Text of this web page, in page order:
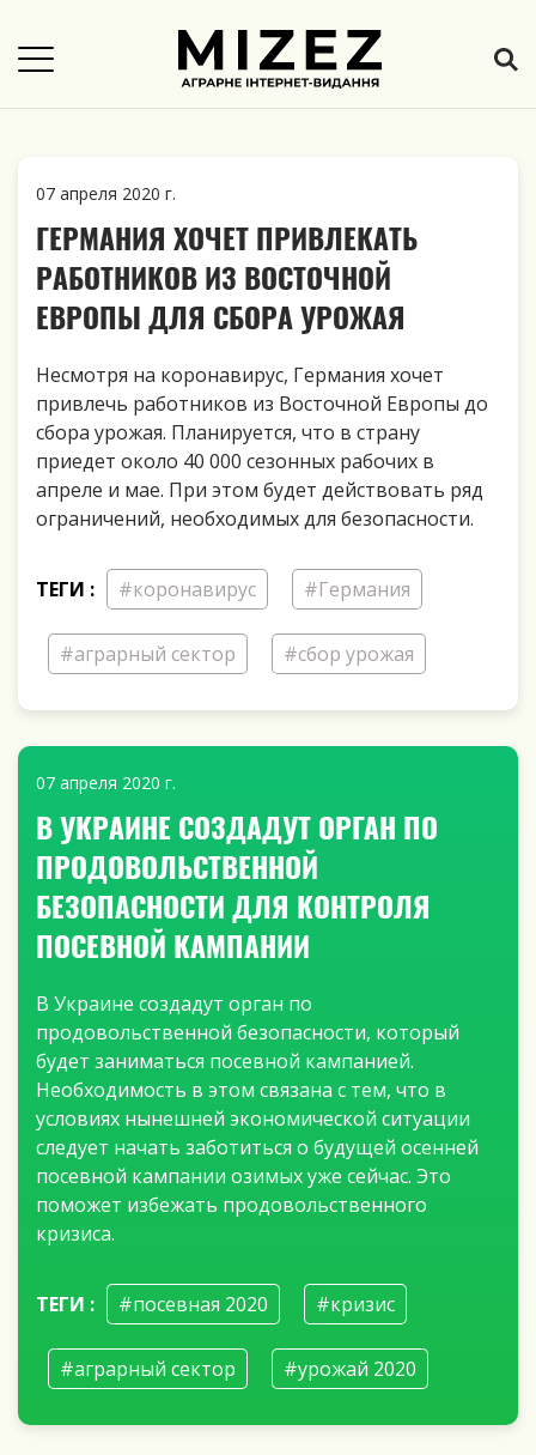
07 апреля 2020 г.
ГЕРМАНИЯ ХОЧЕТ ПРИВЛЕКАТЬ
РАБОТНИКОВ ИЗ ВОСТОЧНОЙ
ЕВРОПЫ ДЛЯ СБОРА УРОЖАЯ
Несмотря на коронавирус, Германия хочет
привлечь работников из Восточной Европы до
сбора урожая. Планируется, что в страну
приедет около 40 000 сезонных рабочих в
апреле и мае. При этом будет действовать ряд
ограничений, необходимых для безопасности.
ТЕГИ : #коронавирус #Германия
#аграрный сектор #сбор урожая
07 апреля 2020 г.
В УКРАИНЕ СОЗДАДУТ ОРГАН ПО
ПРОДОВОЛЬСТВЕННОЙ
БЕЗОПАСНОСТИ ДЛЯ КОНТРОЛЯ
ПОСЕВНОЙ КАМПАНИИ
В Украине создадут орган по
продовольственной безопасности, который
будет заниматься посевной кампанией.
Необходимость в этом связана с тем, что в
условиях нынешней экономической ситуации
следует начать заботиться о будущей осенней
посевной кампании озимых уже сейчас. Это
поможет избежать продовольственного
кризиса.
ТЕГИ : #посевная 2020 #кризис
#аграрный сектор #урожай 2020